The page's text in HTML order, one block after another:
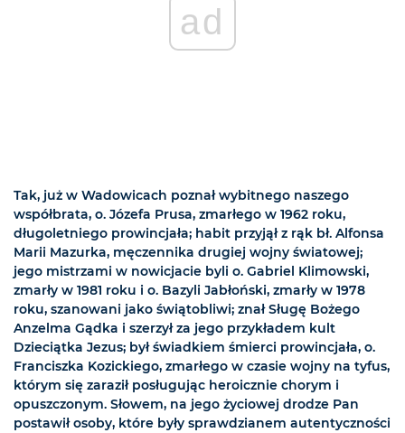
ad
Tak, już w Wadowicach poznał wybitnego naszego
współbrata, o. Józefa Prusa, zmarłego w 1962 roku,
długoletniego prowincjała; habit przyjął z rąk bł. Alfonsa
Marii Mazurka, męczennika drugiej wojny światowej;
jego mistrzami w nowicjacie byli o. Gabriel Klimowski,
zmarły w 1981 roku i o. Bazyli Jabłoński, zmarły w 1978
roku, szanowani jako świątobliwi; znał Sługę Bożego
Anzelma Gądka i szerzył za jego przykładem kult
Dzieciątka Jezus; był świadkiem śmierci prowincjała, o.
Franciszka Kozickiego, zmarłego w czasie wojny na tyfus,
którym się zaraził posługując heroicznie chorym i
opuszczonym. Słowem, na jego życiowej drodze Pan
postawił osoby, które były sprawdzianem autentyczności